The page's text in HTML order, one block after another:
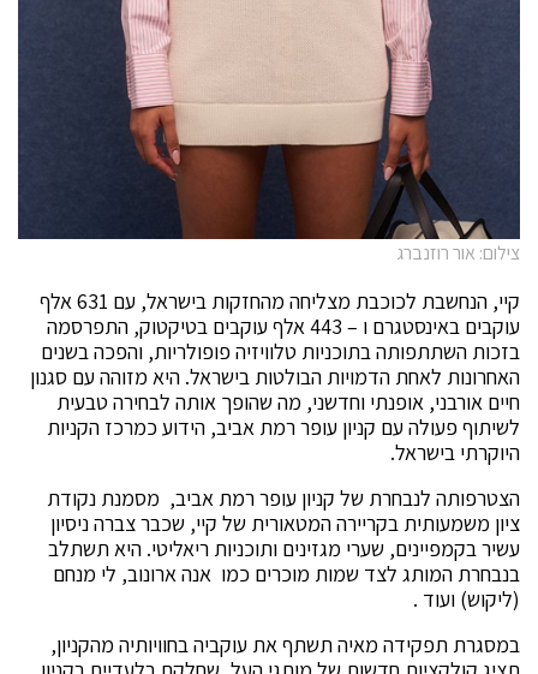
צילום: אור רוזנברג
קיי, הנחשבת לכוכבת מצליחה מהחזקות בישראל, עם 631 אלף
עוקבים באינסטגרם ו – 443 אלף עוקבים בטיקטוק, התפרסמה
בזכות השתתפותה בתוכניות טלוויזיה פופולריות, והפכה בשנים
האחרונות לאחת הדמויות הבולטות בישראל. היא מזוהה עם סגנון
חיים אורבני, אופנתי וחדשני, מה שהופך אותה לבחירה טבעית
לשיתוף פעולה עם קניון עופר רמת אביב, הידוע כמרכז הקניות
היוקרתי בישראל.
הצטרפותה לנבחרת של קניון עופר רמת אביב, מסמנת נקודת
ציון משמעותית בקריירה המטאורית של קיי, שכבר צברה ניסיון
עשיר בקמפיינים, שערי מגזינים ותוכניות ריאליטי. היא תשתלב
בנבחרת המותג לצד שמות מוכרים כמו אנה ארונוב, לי מנחם
(ליקוש) ועוד .
במסגרת תפקידה מאיה תשתף את עוקביה בחוויותיה מהקניון,